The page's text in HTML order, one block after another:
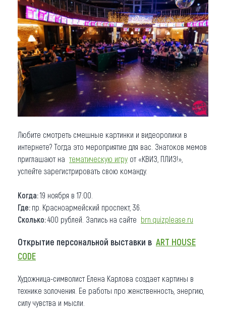
Любите смотреть смешные картинки и видеоролики в
интернете? Тогда это мероприятие для вас. Знатоков мемов
приглашают на тематическую игру от «КВИЗ, ПЛИЗ!»,
успейте зарегистрировать свою команду.
Когда:19 ноября в 17:00.
Где: пр. Красноармейский проспект, 36.
Сколько:400 рублей. Запись на сайте brn.quizplease.ru
Открытие персональной выставки в ART HOUSE
CODE
Художница-символист Елена Карлова создает картины в
технике золочения. Ее работы про женственность, энергию,
силу чувства и мысли.